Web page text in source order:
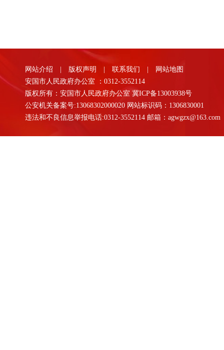
网站介绍 版权声明 联系我们
网站地图
安国市人民政府办公室 ：0312-3552114
版权所有：安国市人民政府办公室 冀ICP备13003938号
公安机关备案号:13068302000020 网站标识码：1306830001
违法和不良信息举报电话:0312-3552114 邮箱：agwgzx@163.com